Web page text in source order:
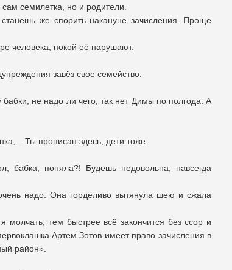
семилетка, но и родители.
же спорить накануне зачисления. Проще
человека, покой её нарушают.
завёз свое семейство.
не надо ли чего, так нет Димы по полгода. А
– Ты прописан здесь, дети тоже.
поняла?! Будешь недовольна, навсегда
надо. Она горделиво вытянула шею и сжала
тем быстрее всё закончится без ссор и
Артем Зотов имеет право зачисления в
район».